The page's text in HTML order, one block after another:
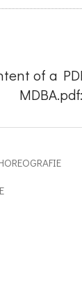
of a
MDBA.pdf: